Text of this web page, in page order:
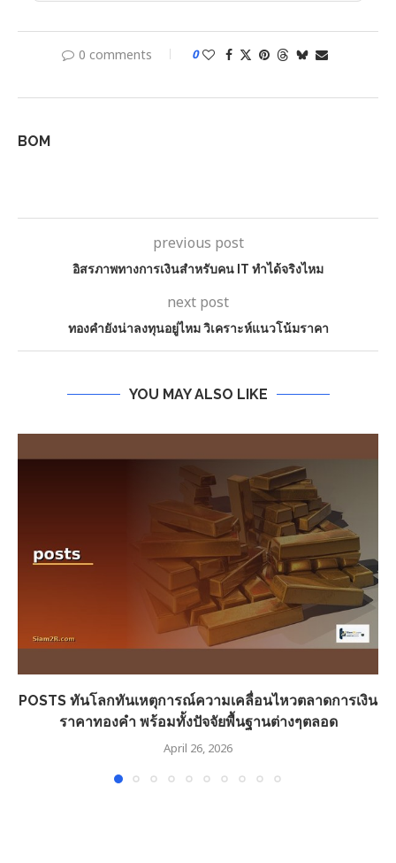
0 comments 0
BOM
previous post
อิสรภาพทางการเงินสำหรับคน IT ทำได้จริงไหม
next post
ทองคำยังน่าลงทุนอยู่ไหม วิเคราะห์แนวโน้มราคา
YOU MAY ALSO LIKE
POSTS ทันโลกทันเหตุการณ์ความเคลื่อนไหวตลาดการเงิน
ราคาทองคำ พร้อมทั้งปัจจัยพื้นฐานต่างๆตลอด
April 26, 2026